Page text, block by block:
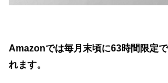
Amazonでは毎月末頃に63時間限定
れます。